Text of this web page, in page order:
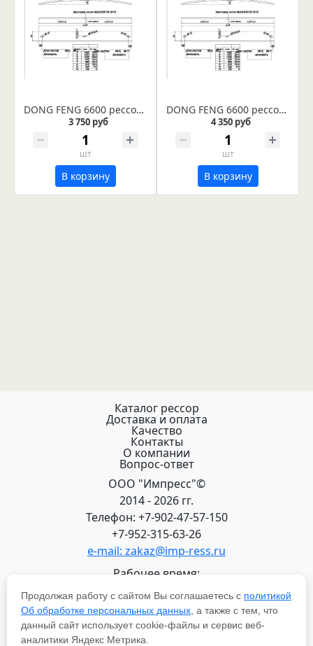
DONG FENG 6600 рессора задняя лист № 6 (Арт. IR 03-10-06)
3 750 руб
шт
В корзину
DONG FENG 6600 рессора задняя лист № 5 (Арт. IR 03-10-05)
4 350 руб
шт
В корзину
Каталог рессор
Доставка и оплата
Качество
Контакты
О компании
Вопрос-ответ
ООО "Импресс"©
2014 - 2026 гг.
Телефон: +7-902-47-57-150
+7-952-315-63-26
e-mail: zakaz@imp-ress.ru
Рабочее время:
пн-пт 08:00-18:00 (МСК+2)
618200, Пермский край
г.Чусовой, ул. Халтурина, 22
Политика в отношении обработки персональных
Продолжая работу с сайтом Вы соглашаетесь с политикой
Об обработке персональных данных , а также с тем, что
данный сайт использует cookie-файлы и сервис веб-
аналитики Яндекс Метрика.